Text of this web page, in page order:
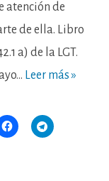
atención de
de ella. Libro
a) de la LGT.
Leer más »